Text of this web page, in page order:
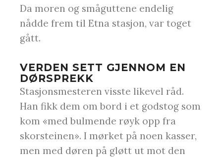
Da moren og småguttene endelig
nådde frem til Etna stasjon, var toget
gått.
VERDEN SETT GJENNOM EN
DØRSPREKK
Stasjonsmesteren visste likevel råd.
Han fikk dem om bord i et godstog som
kom «med bulmende røyk opp fra
skorsteinen». I mørket på noen kasser,
men med døren på gløtt ut mot den